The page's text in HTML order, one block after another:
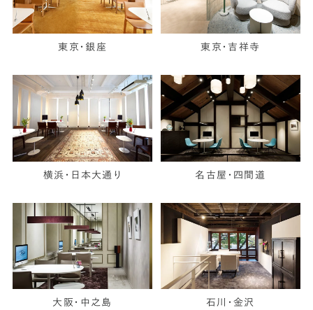
東京・銀座 東京・吉祥寺
横浜・日本大通り 名古屋・四間道
大阪・中之島 石川・金沢